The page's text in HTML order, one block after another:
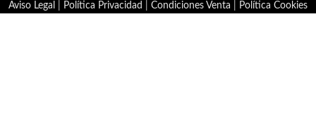
Aviso Legal Política Privacidad Condiciones Venta Política Cookies